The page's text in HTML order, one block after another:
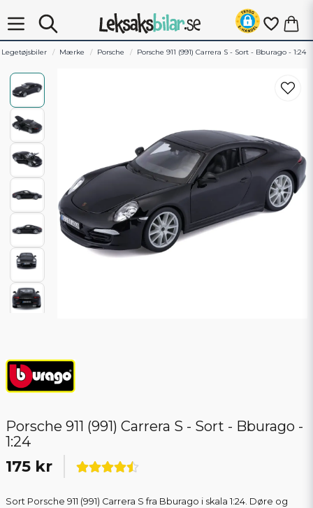
Legetøjsbiler Mærke Porsche Porsche 911 (991) Carrera S - Sort - Bburago - 1:24
Porsche 911 (991) Carrera S - Sort - Bburago -
1:24
175 kr
Sort Porsche 911 (991) Carrera S fra Bburago i skala 1:24. Døre og